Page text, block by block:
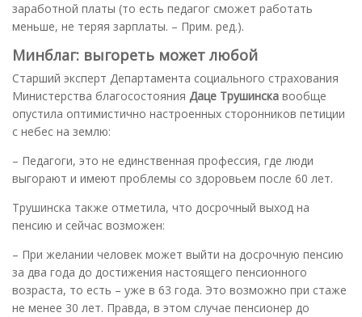
заработной платы (то есть педагог сможет работать
меньше, не теряя зарплаты. – Прим. ред.).
Минблаг: выгореть может любой
Старший эксперт Департамента социального страхования
Министерства благосостояния Даце Трушинска вообще
опустила оптимистично настроенных сторонников петиции
с небес на землю:
– Педагоги, это не единственная профессия, где люди
выгорают и имеют проблемы со здоровьем после 60 лет.
Трушинска также отметила, что досрочный выход на
пенсию и сейчас возможен:
– При желании человек может выйти на досрочную пенсию
за два года до достижения настоящего пенсионного
возраста, то есть – уже в 63 года. Это возможно при стаже
не менее 30 лет. Правда, в этом случае пенсионер до